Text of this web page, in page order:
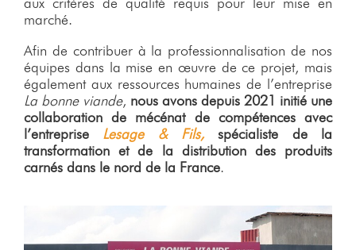
marché.
Afin de contribuer à la professionnalisation de nos
équipes dans la mise en œuvre de ce projet, mais
également aux ressources humaines de l’entreprise
La bonne viande, nous avons depuis 2021 initié une
collaboration de mécénat de compétences avec
l’entreprise Lesage & Fils,spécialiste de la
transformation et de la distribution des produits
carnés dans le nord de la France.